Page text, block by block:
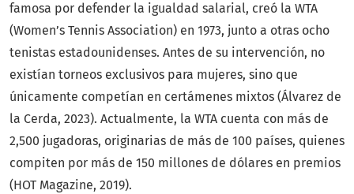
famosa por defender la igualdad salarial, creó la WTA
(Women’s Tennis Association) en 1973, junto a otras ocho
tenistas estadounidenses. Antes de su intervención, no
existían torneos exclusivos para mujeres, sino que
únicamente competían en certámenes mixtos (Álvarez de
la Cerda, 2023). Actualmente, la WTA cuenta con más de
2,500 jugadoras, originarias de más de 100 países, quienes
compiten por más de 150 millones de dólares en premios
(HOT Magazine, 2019).